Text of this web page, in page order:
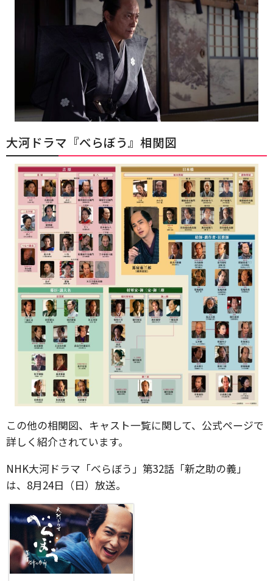
大河ドラマ『べらぼう』相関図
この他の相関図、キャスト一覧に関して、公式ページで
詳しく紹介されています。
NHK大河ドラマ「べらぼう」第32話「新之助の義」
は、8月24日（日）放送。